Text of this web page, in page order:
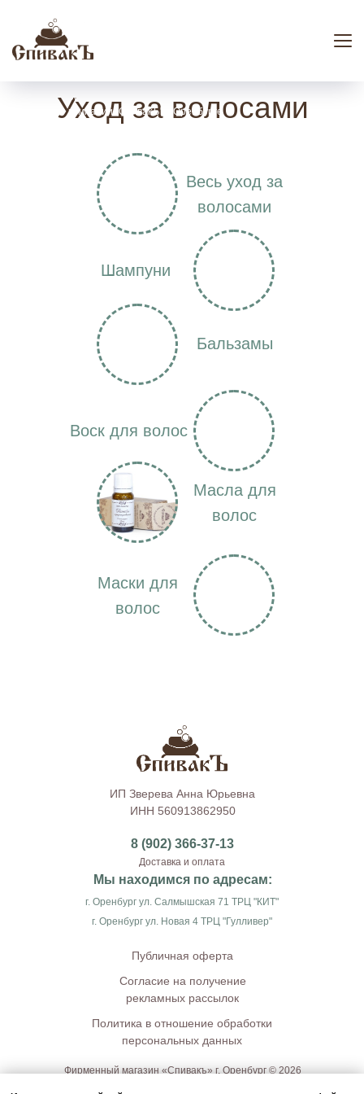
Уход за волосами
официальный представитель мыловаренной
компании "СпивакЪ" в Оренбурге
Бальзамы
Шампуни
Весь уход за
волосами
Масла для
волос
Воск для волос
Маски для
волос
Мы находимся по адресам:
г. Оренбург ул. Салмышская 71 ТРЦ "КИТ"
г. Оренбург ул. Новая 4 ТРЦ "Гулливер"
Доставка и оплата
8 (902) 366-37-13
Фирменный магазин «Спивакъ» г. Оренбург © 2026
Согласие на получение
рекламных рассылок
Политика в отношение обработки
персональных данных
Публичная оферта
ИП Зверева Анна Юрьевна
ИНН 560913862950